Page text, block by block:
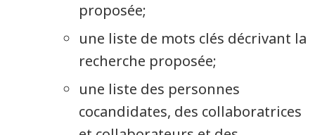
proposée;
une liste de mots clés décrivant la
recherche proposée;
une liste des personnes
cocandidates, des collaboratrices